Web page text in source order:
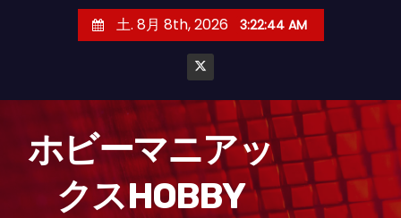
土. 8月 8th, 2026 3:22:45 AM
ホビーマニアッ
クスHOBBY